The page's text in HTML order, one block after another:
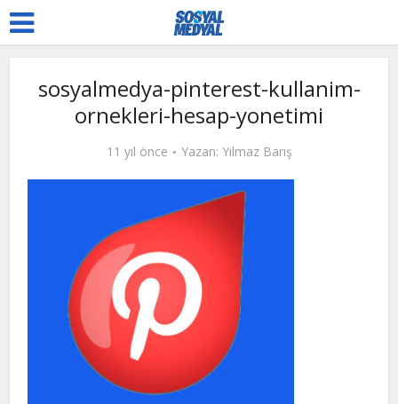
sosyalmedya-pinterest-kullanim-
ornekleri-hesap-yonetimi
11 yıl önce Yazan: Yılmaz Barış